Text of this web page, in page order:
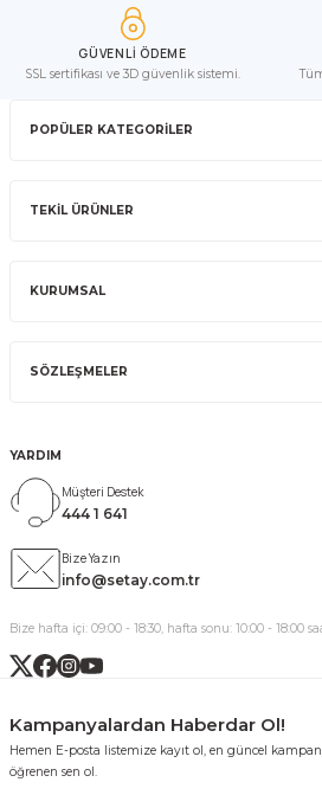
GÜVENLİ ÖDEME
SSL sertifikası ve 3D güvenlik sistemi.
POPÜLER KATEGORİLER
TEKİL ÜRÜNLER
KURUMSAL
SÖZLEŞMELER
YARDIM
Müşteri Destek
444 1 641
Bize Yazın
info@setay.com.tr
Bize hafta içi: 09:00 - 18:30, hafta sonu: 10:00 - 18:00
Kampanyalardan Haberdar Ol!
Hemen E-posta listemize kayıt ol, en güncel
öğrenen sen ol.